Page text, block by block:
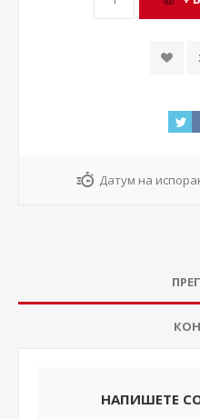
Датум на
НАПИШЕТЕ